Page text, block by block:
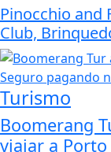
Pinocchio and
Club,
Turismo
Boomerang
viajar a